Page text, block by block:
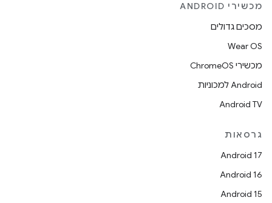
מכשירי ANDROID
מסכים גדולים
Wear OS
מכשירי ChromeOS
Android למכוניות
Android TV
גרסאות
Android 17
Android 16
Android 15